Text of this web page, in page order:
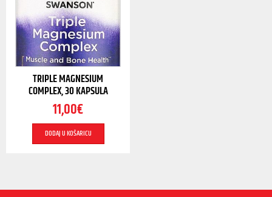
TRIPLE MAGNESIUM
COMPLEX, 30 KAPSULA
11,00€
DODAJ U KOŠARICU